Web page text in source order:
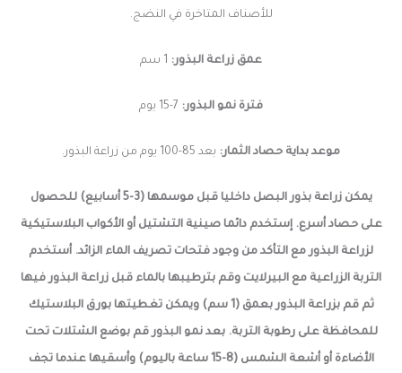
للأصناف المتاخرة في النضج.
عمق زراعة البذور:
فترة نمو البذور:
موعد بداية حصاد الثمار: بعد 85-100 يوم من زراعة البذور.
يمكن زراعة بذور البصل داخليا قبل موسمها (3-5 أسابيع) للحصول
على حصاد أسرع. إستخدم دائما صينية التشتيل أو الأكواب البلاستيكية
لزراعة البذور مع التأكد من وجود فتحات تصريف الماء الزائد. أستخدم
التربة الزراعية مع البيرلايت وقم بترطيبها بالماء قبل زراعة البذور فيها
ثم قم بزراعة البذور بعمق (1 سم) ويمكن تغطيتها بورق البلاستيك
للمحافظة على رطوبة التربة. بعد نمو البذور قم بوضع الشتلات تحت
الأضاءة أو أشعة الشمس (8-15 ساعة باليوم) وأسقيها عندما تجف